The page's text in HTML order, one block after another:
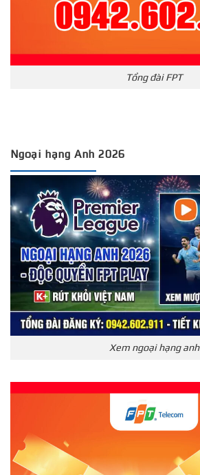
Tổng đài FPT
Ngoại hạng Anh 2026
Xem ngoại hạng anh